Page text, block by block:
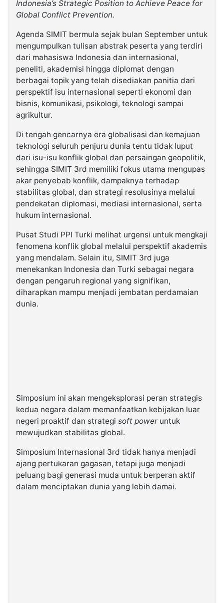
Indonesia’s Strategic Position to Achieve Peace for
Global Conflict Prevention.
Agenda SIMIT bermula sejak bulan September untuk
mengumpulkan tulisan abstrak peserta yang terdiri
dari mahasiswa Indonesia dan internasional,
peneliti, akademisi hingga diplomat dengan
berbagai topik yang telah disediakan panitia dari
perspektif isu internasional seperti ekonomi dan
bisnis, komunikasi, psikologi, teknologi sampai
agrikultur.
Di tengah gencarnya era globalisasi dan kemajuan
teknologi seluruh penjuru dunia tentu tidak luput
dari isu-isu konflik global dan persaingan geopolitik,
sehingga SIMIT 3rd memiliki fokus utama mengupas
akar penyebab konflik, dampaknya terhadap
stabilitas global, dan strategi resolusinya melalui
pendekatan diplomasi, mediasi internasional, serta
hukum internasional.
Pusat Studi PPI Turki melihat urgensi untuk mengkaji
fenomena konflik global melalui perspektif akademis
yang mendalam. Selain itu, SIMIT 3rd juga
menekankan Indonesia dan Turki sebagai negara
dengan pengaruh regional yang signifikan,
diharapkan mampu menjadi jembatan perdamaian
dunia.
Simposium ini akan mengeksplorasi peran strategis
kedua negara dalam memanfaatkan kebijakan luar
negeri proaktif dan strategi soft power untuk
mewujudkan stabilitas global.
Simposium Internasional 3rd tidak hanya menjadi
ajang pertukaran gagasan, tetapi juga menjadi
peluang bagi generasi muda untuk berperan aktif
dalam menciptakan dunia yang lebih damai.